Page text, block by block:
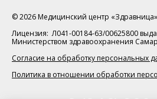
© 2026 Медицинский центр
Лицензия: Л041-00184-63/00625800
Министерством здравоохранения
Согласие на обработку персональных
Политика в отношении обработки